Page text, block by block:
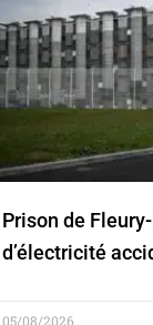
Prison de
d’électricité
05/08/2026